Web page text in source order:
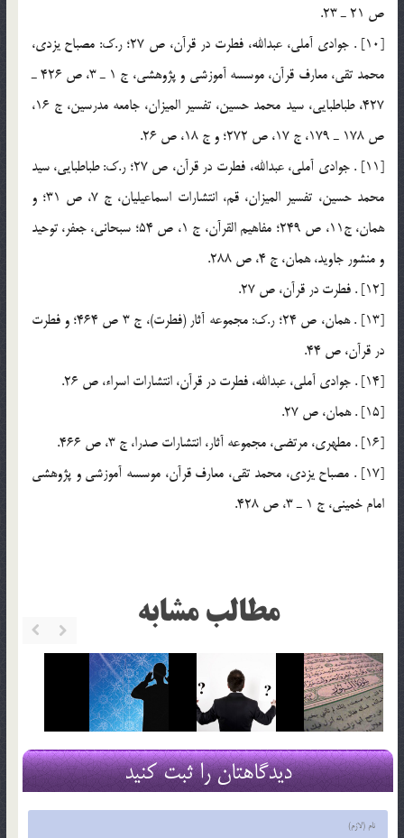
ص 21 ـ 23.
[10] . جوادي آملي، عبدالله، فطرت در قرآن، ص 27؛ ر.ك: مصباح يزدي،
محمد تقي، معارف قرآن، موسسه آموزشي و پژوهشي، ج 1 ـ 3، ص 426 ـ
427، طباطبايي، سيد محمد حسين، تفسير الميزان، جامعه مدرسين، ج 16،
ص 178 ـ 179، ج 17، ص 272؛ و ج 18، ص 26.
[11] . جوادي آملي، عبدالله، فطرت در قرآن، ص 27؛ ر.ك: طباطبايي، سيد
محمد حسين، تفسير الميزان، قم، انتشارات اسماعيليان، ج 7، ص 31؛ و
همان، ج11، ص 249؛ مفاهيم القرآن، ج 1، ص 54؛ سبحاني، جعفر، توحيد
و منشور جاويد، همان، ج 4، ص 288.
[12] . فطرت در قرآن، ص 27.
[13] . همان، ص 24؛ ر.ك: مجموعه آثار (فطرت)، ج 3 ص 464؛ و فطرت
در قرآن، ص 44.
[14] . جوادي آملي، عبدالله، فطرت در قرآن، انتشارات اسراء، ص 26.
[15] . همان، ص 27.
[16] . مطهري، مرتضي، مجموعه آثار، انتشارات صدرا، ج 3، ص 466.
[17] . مصباح يزدي، محمد تقي، معارف قرآن، موسسه آموزشي و پژوهشي
امام خميني، ج 1 ـ 3، ص 428.
مطالب مشابه
دیدگاهتان را ثبت کنید